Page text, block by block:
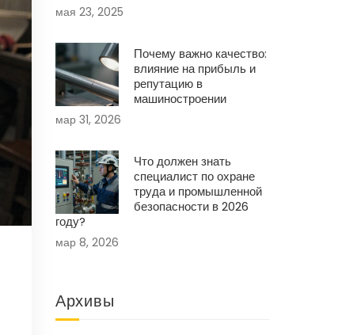
мая 23, 2025
Почему важно качество:
влияние на прибыль и
репутацию в
машиностроении
мар 31, 2026
Что должен знать
специалист по охране
труда и промышленной
безопасности в 2026
году?
мар 8, 2026
Архивы